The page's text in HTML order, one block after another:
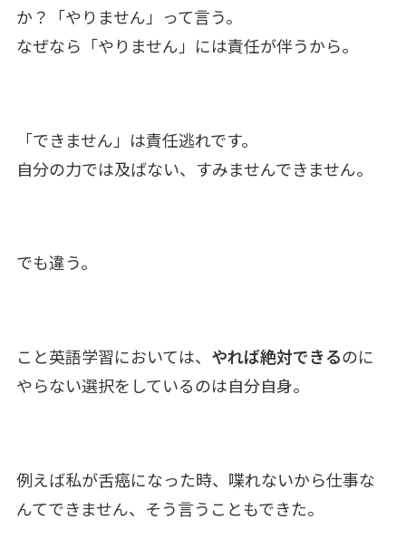
か？「やりません」って言う。
なぜなら「やりません」には責任が伴うから。
「できません」は責任逃れです。
自分の力では及ばない、すみませんできません。
でも違う。
こと英語学習においては、 やれば絶対できるのに
やらない選択をしているのは自分自身。
例えば私が舌癌になった時、喋れないから仕事な
んてできません、そう言うこともできた。